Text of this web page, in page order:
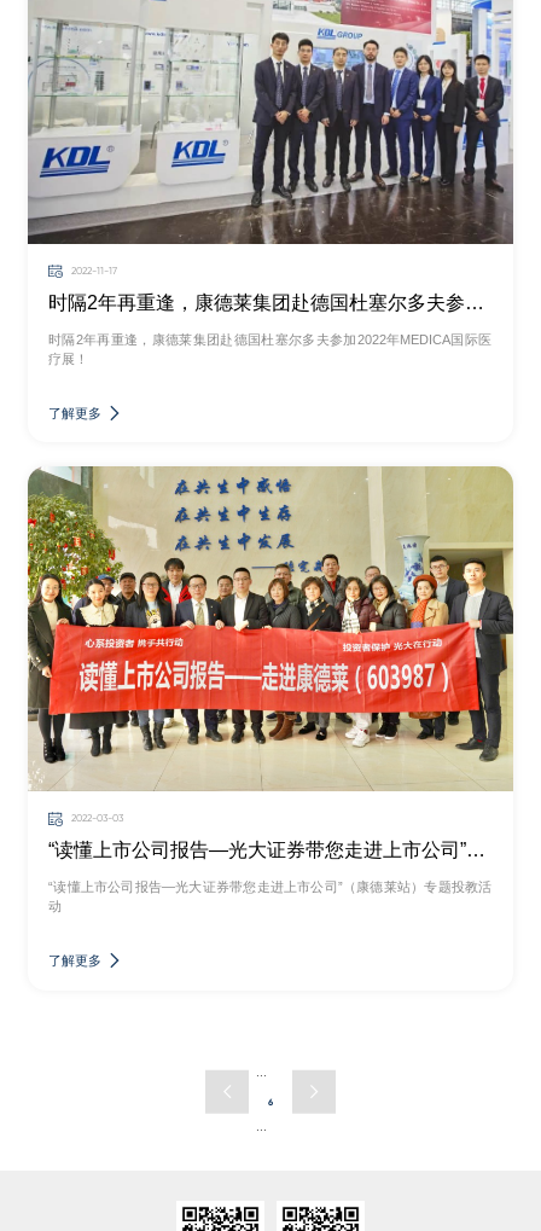
2022-11-17
时隔2年再重逢，康德莱集团赴德国杜塞尔多夫参加2022年MEDICA国际医疗展！
时隔2年再重逢，康德莱集团赴德国杜塞尔多夫参加2022年MEDICA国际医
疗展！
了解更多
2022-03-03
“读懂上市公司报告—光大证券带您走进上市公司”（康德莱站）专题投教活动
“读懂上市公司报告—光大证券带您走进上市公司”（康德莱站）专题投教活
动
了解更多
···
6
···